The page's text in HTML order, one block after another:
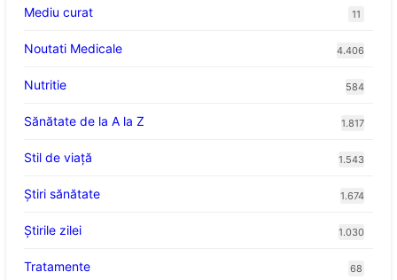
Mediu curat 11
Noutati Medicale 4.406
Nutritie 584
Sănătate de la A la Z 1.817
Stil de viaţă 1.543
Ştiri sănătate 1.674
Știrile zilei 1.030
Tratamente 68